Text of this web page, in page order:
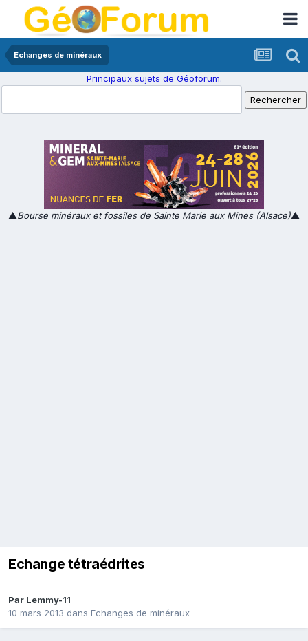
Echanges de minéraux
Principaux sujets de Géoforum.
▲Bourse minéraux et fossiles de Sainte Marie aux Mines (Alsace)▲
Echange tétraédrites
Par Lemmy-11
10 mars 2013 dans Echanges de minéraux